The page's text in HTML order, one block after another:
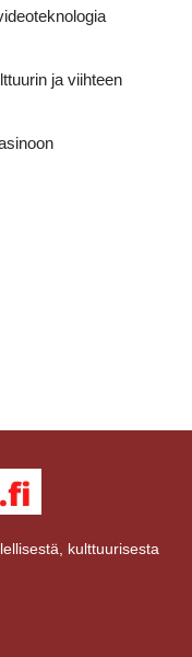
ja viihteen
kulttuurisesta